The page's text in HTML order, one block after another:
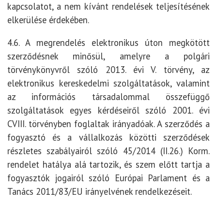
kapcsolatot, a nem kívánt rendelések teljesítésének
elkerülése érdekében.
4.6. A megrendelés elektronikus úton megkötött
szerződésnek minősül, amelyre a polgári
törvénykönyvről szóló 2013. évi V. törvény, az
elektronikus kereskedelmi szolgáltatások, valamint
az információs társadalommal összefüggő
szolgáltatások egyes kérdéseiről szóló 2001. évi
CVIII. törvényben foglaltak irányadóak. A szerződés a
fogyasztó és a vállalkozás közötti szerződések
részletes szabályairól szóló 45/2014 (II.26.) Korm.
rendelet hatálya alá tartozik, és szem előtt tartja a
fogyasztók jogairól szóló Európai Parlament és a
Tanács 2011/83/EU irányelvének rendelkezéseit.